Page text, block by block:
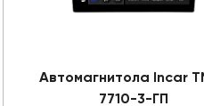
Автомагнитола Incar
7710-3-ГП